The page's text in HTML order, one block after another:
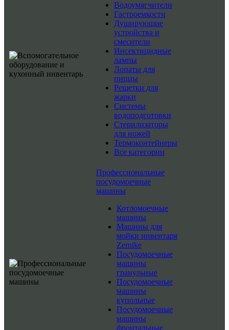
Водоумягчители
Гастроемкости
Душирующие
устройства и
смесители
Инсектицидные
лампы
Лопаты для
пиццы
Решетки для
жарки
Системы
водоподготовки
Стерилизаторы
для ножей
Термоконтейнеры
Все категории
Профессиональные
посудомоечные
машины
Котломоечные
машины
Машины для
мойки инвентаря
Zernike
Посудомоечные
машины
гранульные
Посудомоечные
машины
купольные
Посудомоечные
машины
фронтальные